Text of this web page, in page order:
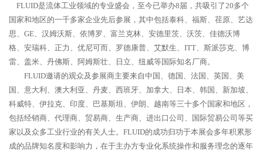
FLUID是流体工业领域的专业盛会，至今已举办8届，共吸引了20多个
国家和地区的一千多家企业先后参展，其中包括泰科、福斯、荏原、艺达
思、GE、汉姆沃斯、依博罗、富兰克林、安德里茨、沃茨、佳德沃博
格、安瑞科、正力、优尼可而、罗德康普、艾默生、ITT、斯派莎克、博
雷、盖米、丹佛斯、阿姆斯壮、日立、纽威等国际知名厂商。
FLUID邀请的观众及参展商主要来自中国、德国、法国、英国、美
国、意大利、澳大利亚、丹麦、西班牙、加拿大、日本、韩国、新加坡、
科威特、伊拉克、印度、巴基斯坦、伊朗、越南等三十多个国家和地区，
包括经销商、代理商、贸易商、生产商、进出口公司、国际贸易公司等买
家以及众多工业行业的有关人士。FLUID的成功归功于本展会多年积累形
成的品牌知名度和影响力，在于主办方专业化系统操作和服务理念的逐年